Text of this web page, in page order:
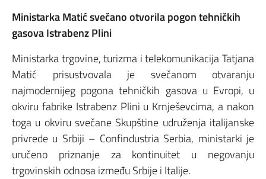
Ministarka Matić svečano otvorila pogon tehničkih
gasova Istrabenz Plini
Ministarka trgovine, turizma i telekomunikacija Tatjana
Matić prisustvovala je svečanom otvaranju
najmodernijeg pogona tehničkih gasova u Evropi, u
okviru fabrike Istrabenz Plini u Krnješevcima, a nakon
toga u okviru svečane Skupštine udruženja italijanske
privrede u Srbiji – Confindustria Serbia, ministarki je
uručeno priznanje za kontinuitet u negovanju
trgovinskih odnosa između Srbije i Italije.